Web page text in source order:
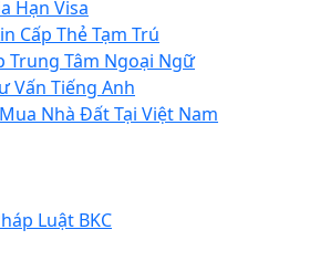
Hạn Visa
Cấp Thẻ Tạm Trú
Trung Tâm Ngoại Ngữ
Vấn Tiếng Anh
Nhà Đất Tại Việt Nam
Luật BKC